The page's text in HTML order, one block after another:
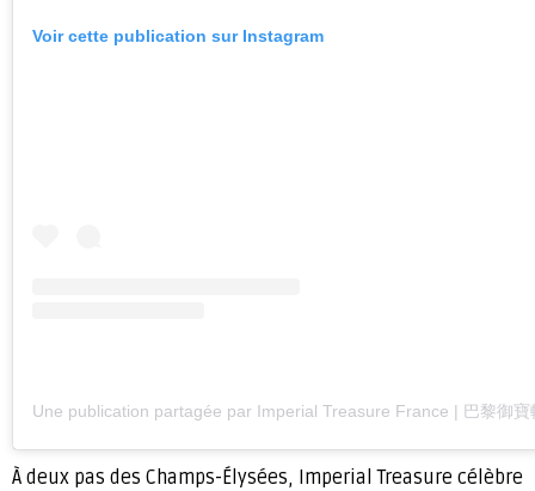
Voir cette publication sur Instagram
Une publication partagée par Imperial Treasure France | 巴黎御
À deux pas des Champs-Élysées, Imperial Treasure célèbre